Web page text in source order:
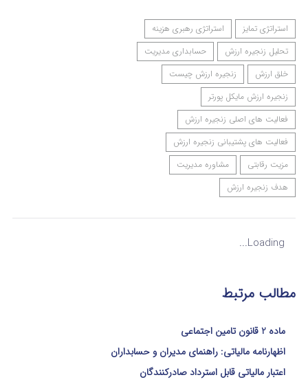
استراتژی تمایز
استراتژی رهبری هزینه
تحلیل زنجیره ارزش
حسابداری مدیریت
خلق ارزش
زنجیره ارزش چیست
زنجیره ارزش مایکل پورتر
فعالیت های اصلی زنجیره ارزش
فعالیت های پشتیبانی زنجیره ارزش
مزیت رقابتی
مشاوره مدیریت
هدف زنجیره ارزش
Loading...
مطالب مرتبط
ماده 2 قانون تامین اجتماعی
اظهارنامه مالیاتی: راهنمای مدیران و حسابداران
اعتبار مالیاتی قابل استرداد صادرکنندگان